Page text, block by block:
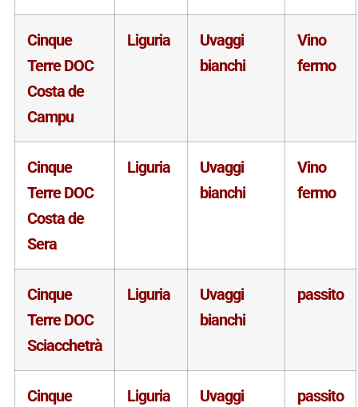
Cinque
Terre DOC
Costa de
Campu
Liguria
Uvaggi
bianchi
Vino
fermo
Cinque
Terre DOC
Costa de
Sera
Liguria
Uvaggi
bianchi
Vino
fermo
Cinque
Terre DOC
Sciacchetrà
Liguria
Uvaggi
bianchi
passito
Cinque
Liguria
Uvaggi
passito